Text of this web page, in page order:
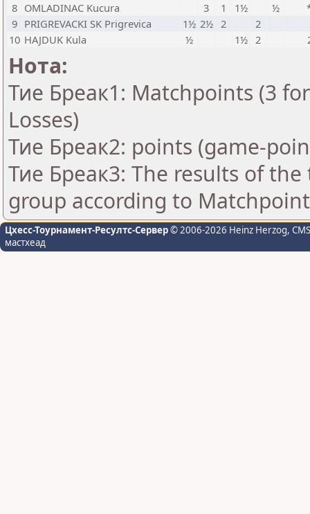
8 OMLADINAC Kucura 3 1 1½ ½
9 PRIGREVACKI SK Prigrevica 1½ 2½ 2
2
10 HAJDUK Kula ½ 1½ 2
Нота:
Тие Бреак1: Matchpoints (3
Losses)
Тие Бреак2: points (game-
Тие Бреак3: The results of
group according to
Цхесс-Тоурнамент-Ресултс-Сервер© 2006-2026 Heinz Herzog,
мастхеад